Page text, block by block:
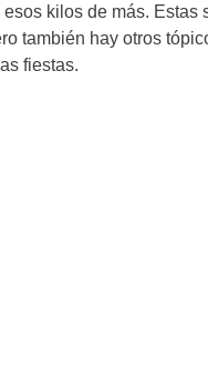
kilos de más. Estas
también hay otros
fiestas.